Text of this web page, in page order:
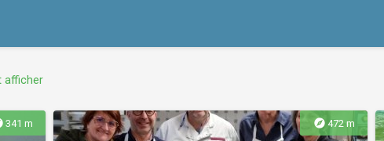
afficher
341 m explore 472 m